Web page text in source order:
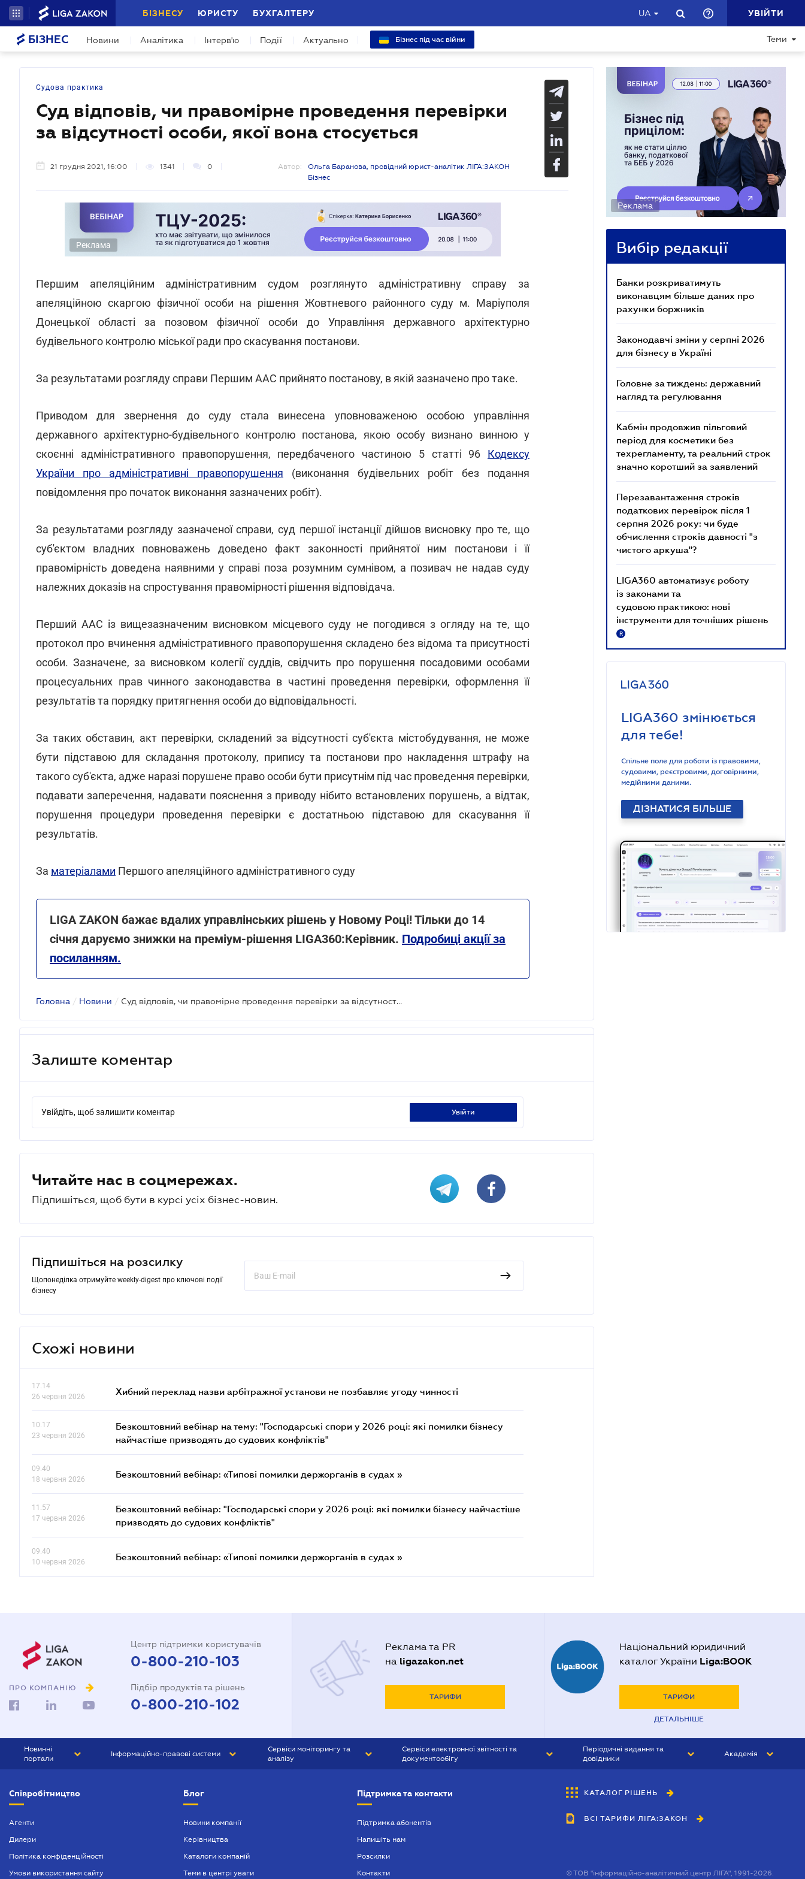
БІЗНЕСУ ЮРИСТУ БУХГАЛТЕРУ UA УВІЙТИ
БІЗНЕС Новини Аналітика Інтерв'ю Події Актуально Бізнес під час війни Теми
Судова практика
Суд відповів, чи правомірне проведення перевірки
за відсутності особи, якої вона стосується
21 грудня 2021, 16:00 1341 0 Автор:
Ольга Баранова, провідний юрист-аналітик ЛІГА:ЗАКОН
Бізнес
Реклама
Першим апеляційним адміністративним судом розглянуто адміністративну справу за
апеляційною скаргою фізичної особи на рішення Жовтневого районного суду м. Маріуполя
Донецької області за позовом фізичної особи до Управління державного архітектурно
будівельного контролю міської ради про скасування постанови.
За результатами розгляду справи Першим ААС прийнято постанову, в якій зазначено про таке.
Приводом для звернення до суду стала винесена уповноваженою особою управління
державного архітектурно-будівельного контролю постанова, якою особу визнано винною у
скоєнні адміністративного правопорушення, передбаченого частиною 5 статті 96 Кодексу
України про адміністративні правопорушення (виконання будівельних робіт без подання
повідомлення про початок виконання зазначених робіт).
За результатами розгляду зазначеної справи, суд першої інстанції дійшов висновку про те, що
суб'єктом владних повноважень доведено факт законності прийнятої ним постанови і її
правомірність доведена наявними у справі поза розумним сумнівом, а позивач не надав суду
належних доказів на спростування правомірності рішення відповідача.
Перший ААС із вищезазначеним висновком місцевого суду не погодився з огляду на те, що
протокол про вчинення адміністративного правопорушення складено без відома та присутності
особи. Зазначене, за висновком колегії суддів, свідчить про порушення посадовими особами
процесуальних прав чинного законодавства в частині проведення перевірки, оформлення її
результатів та порядку притягнення особи до відповідальності.
За таких обставин, акт перевірки, складений за відсутності суб'єкта містобудування, не може
бути підставою для складання протоколу, припису та постанови про накладення штрафу на
такого суб'єкта, адже наразі порушене право особи бути присутнім під час проведення перевірки,
подавати заперечення, надавати пояснення з приводу нібито встановлених порушень, а відтак,
порушення процедури проведення перевірки є достатньою підставою для скасування її
результатів.
За матеріалами Першого апеляційного адміністративного суду
LIGA ZAKON бажає вдалих управлінських рішень у Новому Році! Тільки до 14
січня даруємо знижки на преміум-рішення LIGA360:Керівник. Подробиці акції за
посиланням.
Головна / Новини / Суд відповів, чи правомірне проведення перевірки за відсутності особи, якої вона стосується
Залиште коментар
Увійдіть, щоб залишити коментар увійти
Читайте нас в соцмережах.
Підпишіться, щоб бути в курсі усіх бізнес-новин.
Підпишіться на розсилку
Щопонеділка отримуйте weekly-digest про ключові події
бізнесу
Схожі новини
17.14
26 червня 2026
Хибний переклад назви арбітражної установи не позбавляє угоду чинності
10.17
23 червня 2026
Безкоштовний вебінар на тему: "Господарські спори у 2026 році: які помилки бізнесу
найчастіше призводять до судових конфліктів"
09.40
18 червня 2026
Безкоштовний вебінар: «Типові помилки держорганів в судах »
11.57
17 червня 2026
Безкоштовний вебінар: "Господарські спори у 2026 році: які помилки бізнесу найчастіше
призводять до судових конфліктів"
09.40
10 червня 2026
Безкоштовний вебінар: «Типові помилки держорганів в судах »
Реклама
Вибір редакції
Банки розкриватимуть
виконавцям більше даних про
рахунки боржників
Законодавчі зміни у серпні 2026
для бізнесу в Україні
Головне за тиждень: державний
нагляд та регулювання
Кабмін продовжив пільговий
період для косметики без
техрегламенту, та реальний строк
значно коротший за заявлений
Перезавантаження строків
податкових перевірок після 1
серпня 2026 року: чи буде
обчислення строків давності "з
чистого аркуша"?
LIGA360 автоматизує роботу
із законами та
судовою практикою: нові
інструменти для точніших рішень
R
LIGA360 змінюється
для тебе!
Спільне поле для роботи із правовими,
судовими, реєстровими, договірними,
медійними даними.
ДІЗНАТИСЯ БІЛЬШЕ
ПРО КОМПАНІЮ
Центр підтримки користувачів
0-800-210-103
Підбір продуктів та рішень
0-800-210-102
Реклама та PR
на ligazakon.net
ТАРИФИ
Національний юридичний
каталог України Liga:BOOK
ТАРИФИ
ДЕТАЛЬНІШЕ
Новинні
портали
БІЗНЕС
Інформаційно-правові системи
БУХГАЛТЕР ПРОФ
Сервіси моніторингу та
аналізу
Сервіси електронної звітності та
документообігу
Періодичні видання та
довідники
БУХГАЛТЕР&ЗАКОН
ВІСНИК МСФЗ
Академія
Співробітництво
Агенти
Дилери
Політика конфіденційності
Умови використання сайту
Блог
Новини компанії
Керівництва
Каталоги компаній
Теми в центрі уваги
Підтримка та контакти
Підтримка абонентів
Напишіть нам
Розсилки
Контакти
КАТАЛОГ РІШЕНЬ
ВСІ ТАРИФИ ЛІГА:ЗАКОН
©ТОВ "інформаційно-аналітичний центр ЛІГА", 1991-2026.